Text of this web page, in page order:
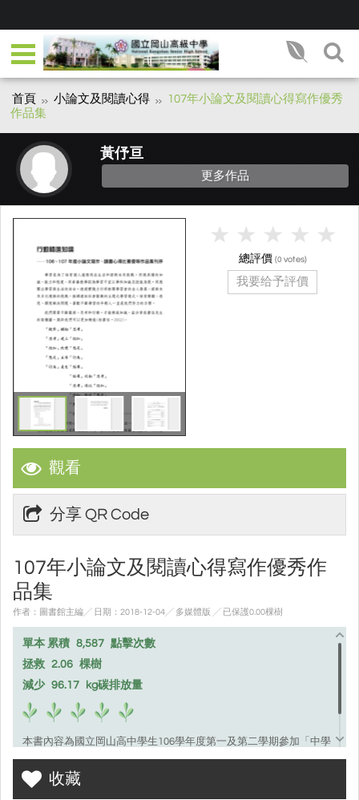
首頁 小論文及閱讀心得
107年小論文及閱讀心得寫作優秀
作品集
黃伃亘
更多作品
觀看
分享 QR Code
107年小論文及閱讀心得寫作優秀作
品集
作者：圖書館主編╱ 日期：2018-12-04╱ 多媒體版 ╱ 已保護0.00棵樹
單本 累積 8,587 點擊次數
拯救 2.06 棵樹
減少 96.17 kg碳排放量
本書內容為國立岡山高中學生106學年度第一及第二學期參加「中學
生網站」小論文寫作比賽及閱讀心得寫作比賽獲獎成績優良作品集
收藏
總評價 (0 votes)
我要给予評價